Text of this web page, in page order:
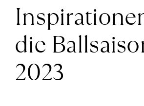
+43 (0) 15125781
die
2023